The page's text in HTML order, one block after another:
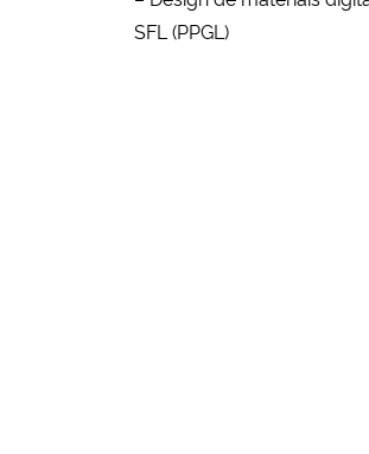
SFL (PPGL)